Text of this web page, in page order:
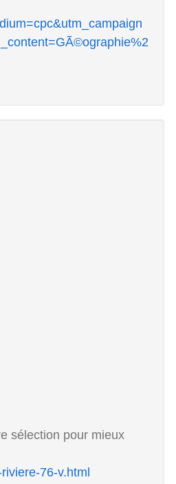
sélection pour mieux
76-v.html